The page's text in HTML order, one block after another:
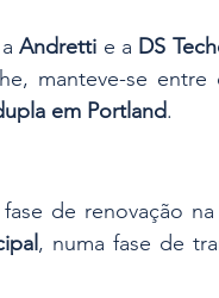
a Andretti e a DS
manteve-se entre
em Portland.
de renovação na